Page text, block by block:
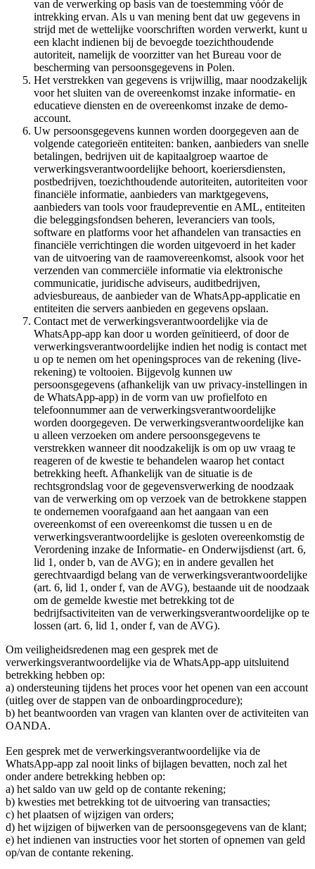
van de verwerking op basis van de toestemming vóór de
intrekking ervan. Als u van mening bent dat uw gegevens in
strijd met de wettelijke voorschriften worden verwerkt, kunt u
een klacht indienen bij de bevoegde toezichthoudende
autoriteit, namelijk de voorzitter van het Bureau voor de
bescherming van persoonsgegevens in Polen.
Het verstrekken van gegevens is vrijwillig, maar noodzakelijk
voor het sluiten van de overeenkomst inzake informatie- en
educatieve diensten en de overeenkomst inzake de demo-
account.
Uw persoonsgegevens kunnen worden doorgegeven aan de
volgende categorieën entiteiten: banken, aanbieders van snelle
betalingen, bedrijven uit de kapitaalgroep waartoe de
verwerkingsverantwoordelijke behoort, koeriersdiensten,
postbedrijven, toezichthoudende autoriteiten, autoriteiten voor
financiële informatie, aanbieders van marktgegevens,
aanbieders van tools voor fraudepreventie en AML, entiteiten
die beleggingsfondsen beheren, leveranciers van tools,
software en platforms voor het afhandelen van transacties en
financiële verrichtingen die worden uitgevoerd in het kader
van de uitvoering van de raamovereenkomst, alsook voor het
verzenden van commerciële informatie via elektronische
communicatie, juridische adviseurs, auditbedrijven,
adviesbureaus, de aanbieder van de WhatsApp-applicatie en
entiteiten die servers aanbieden en gegevens opslaan.
Contact met de verwerkingsverantwoordelijke via de
WhatsApp-app kan door u worden geïnitieerd, of door de
verwerkingsverantwoordelijke indien het nodig is contact met
u op te nemen om het openingsproces van de rekening (live-
rekening) te voltooien. Bijgevolg kunnen uw
persoonsgegevens (afhankelijk van uw privacy-instellingen in
de WhatsApp-app) in de vorm van uw profielfoto en
telefoonnummer aan de verwerkingsverantwoordelijke
worden doorgegeven. De verwerkingsverantwoordelijke kan
u alleen verzoeken om andere persoonsgegevens te
verstrekken wanneer dit noodzakelijk is om op uw vraag te
reageren of de kwestie te behandelen waarop het contact
betrekking heeft. Afhankelijk van de situatie is de
rechtsgrondslag voor de gegevensverwerking de noodzaak
van de verwerking om op verzoek van de betrokkene stappen
te ondernemen voorafgaand aan het aangaan van een
overeenkomst of een overeenkomst die tussen u en de
verwerkingsverantwoordelijke is gesloten overeenkomstig de
Verordening inzake de Informatie- en Onderwijsdienst (art. 6,
lid 1, onder b, van de AVG); en in andere gevallen het
gerechtvaardigd belang van de verwerkingsverantwoordelijke
(art. 6, lid 1, onder f, van de AVG), bestaande uit de noodzaak
om de gemelde kwestie met betrekking tot de
bedrijfsactiviteiten van de verwerkingsverantwoordelijke op te
lossen (art. 6, lid 1, onder f, van de AVG).
Om veiligheidsredenen mag een gesprek met de
verwerkingsverantwoordelijke via de WhatsApp-app uitsluitend
betrekking hebben op:
a) ondersteuning tijdens het proces voor het openen van een account
(uitleg over de stappen van de onboardingprocedure);
b) het beantwoorden van vragen van klanten over de activiteiten van
OANDA.
Een gesprek met de verwerkingsverantwoordelijke via de
WhatsApp-app zal nooit links of bijlagen bevatten, noch zal het
onder andere betrekking hebben op:
a) het saldo van uw geld op de contante rekening;
b) kwesties met betrekking tot de uitvoering van transacties;
c) het plaatsen of wijzigen van orders;
d) het wijzigen of bijwerken van de persoonsgegevens van de klant;
e) het indienen van instructies voor het storten of opnemen van geld
op/van de contante rekening.